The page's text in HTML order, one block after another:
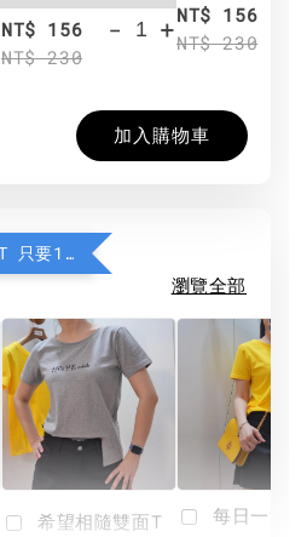
NT$ 156
NT$ 230
- +NT$ 156
NT$ 230
加入購物車
加購 MIT防曬透氣棉T 只要190元
瀏覽全部
希望相隨雙面T 每日一笑